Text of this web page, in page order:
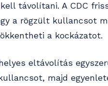
távolítani. A CDC
a rögzült kullancsot
a kockázatot.
eltávolítás
majd